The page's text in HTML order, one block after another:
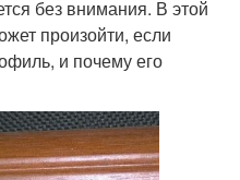
без внимания. В этой
произойти, если
и почему его